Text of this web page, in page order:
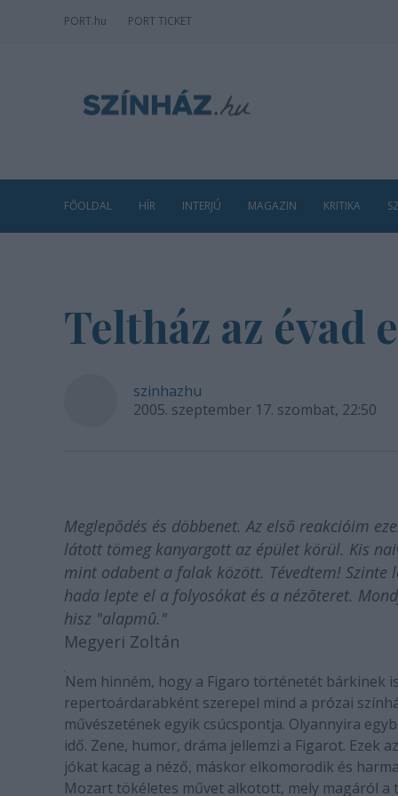
PORT.hu PORT TICKET
FŐOLDAL HÍR INTERJÚ MAGAZIN KRITIKA
Teltház az évad
szinhazhu
2005. szeptember 17. szombat, 22:50
Meglepõdés és döbbenet. Az elsõ reakcióim
látott tömeg kanyargott az épület körül. Kis
mint odabent a falak között. Tévedtem!
hada lepte el a folyosókat és a nézõteret.
hisz "alapmû."
Megyeri Zoltán
Nem hinném, hogy a Figaro történetét bárkinek
repertoárdarabként szerepel mind a prózai
művészetének egyik csúcspontja. Olyannyira
idő. Zene, humor, dráma jellemzi a Figarot. Ezek
jókat kacag a néző, máskor elkomorodik és
Mozart tökéletes művet alkotott, mely magáról a